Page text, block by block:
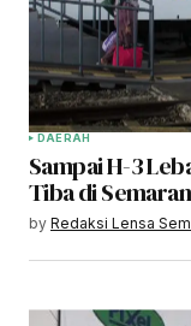
DAERAH
Sampai H-3
Tiba di
by Redaksi Lensa